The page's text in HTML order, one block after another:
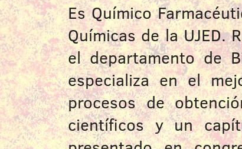
Es Químico
Químicas de la UJED.
el departamento de
especializa en el
procesos de
científicos y un